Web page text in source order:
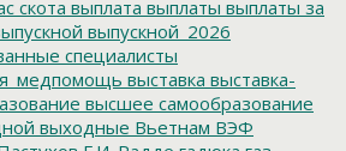
скота выплата выплаты выплаты за
выпускной_2026
специалисты
выставка выставка-
высшее самообразование
выходные Вьетнам ВЭФ